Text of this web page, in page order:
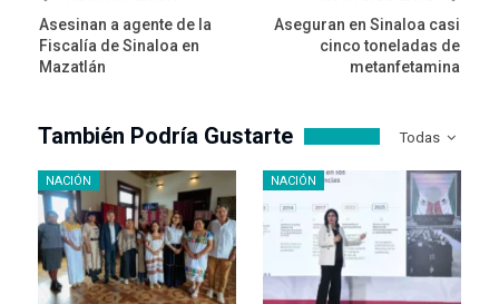
Asesinan a agente de la
Fiscalía de Sinaloa en
Mazatlán
Aseguran en Sinaloa casi
cinco toneladas de
metanfetamina
Todas
También Podría Gustarte
NACIÓN NACIÓN